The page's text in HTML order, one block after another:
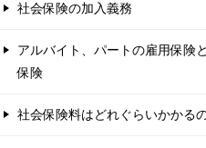
社会保険の加入義務
アルバイト、パートの雇用保険
保険
社会保険料はどれぐらいかかる